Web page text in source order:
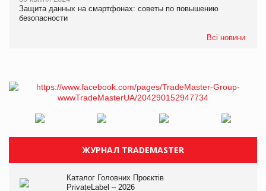
Защита данных на смартфонах: советы по повышению
безопасности
Всі новини
ЖУРНАЛ TRADEMASTER
Каталог Головних Проєктів
PrivateLabel – 2026